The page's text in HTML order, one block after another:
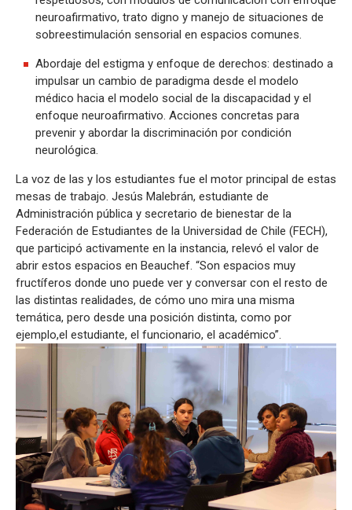
neuroafirmativo, trato digno y manejo de situaciones de
sobreestimulación sensorial en espacios comunes.
Abordaje del estigma y enfoque de derechos: destinado a
impulsar un cambio de paradigma desde el modelo
médico hacia el modelo social de la discapacidad y el
enfoque neuroafirmativo. Acciones concretas para
prevenir y abordar la discriminación por condición
neurológica.
La voz de las y los estudiantes fue el motor principal de estas
mesas de trabajo. Jesús Malebrán, estudiante de
Administración pública y secretario de bienestar de la
Federación de Estudiantes de la Universidad de Chile (FECH),
que participó activamente en la instancia, relevó el valor de
abrir estos espacios en Beauchef. “Son espacios muy
fructíferos donde uno puede ver y conversar con el resto de
las distintas realidades, de cómo uno mira una misma
temática, pero desde una posición distinta, como por
ejemplo,el estudiante, el funcionario, el académico”.